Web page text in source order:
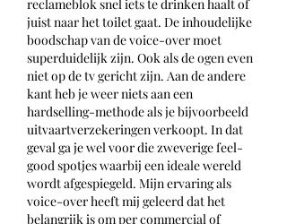
reclameblok snel iets te drinken haalt of
juist naar het toilet gaat. De inhoudelijke
boodschap van de voice-over moet
superduidelijk zijn. Ook als de ogen even
niet op de tv gericht zijn. Aan de andere
kant heb je weer niets aan een
hardselling-methode als je bijvoorbeeld
uitvaartverzekeringen verkoopt. In dat
geval ga je wel voor die zweverige feel-
good spotjes waarbij een ideale wereld
wordt afgespiegeld. Mijn ervaring als
voice-over heeft mij geleerd dat het
belangrijk is om per commercial of